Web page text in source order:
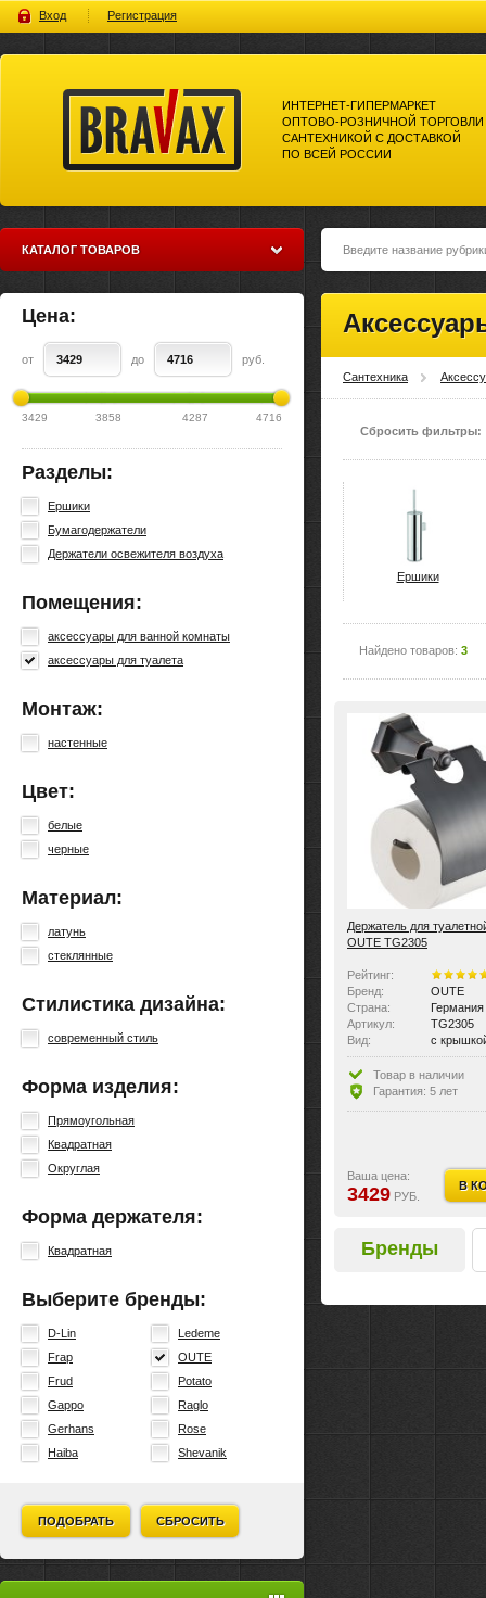
Вход Регистрация
всей россии
ИНТЕРНЕТ-ГИПЕРМАРКЕТ
ОПТОВО-РОЗНИЧНОЙ ТОРГОВЛИ
САНТЕХНИКОЙ С ДОСТАВКОЙ
ПО ВСЕЙ РОССИИ
КАТАЛОГ ТОВАРОВ
Цена:
от до руб.
3429 3858 4287 4716
Разделы:
Ершики
Бумагодержатели
Держатели освежителя воздуха
Помещения:
аксессуары для ванной комнаты
аксессуары для туалета
Монтаж:
настенные
Цвет:
белые
черные
Материал:
латунь
стеклянные
Стилистика дизайна:
современный стиль
Форма изделия:
Прямоугольная
Квадратная
Округлая
Форма держателя:
Квадратная
Выберите бренды:
D-Lin
Frap
Frud
Gappo
Gerhans
Haiba
Ledeme
OUTE
Potato
Raglo
Rose
Shevanik
ПОДОБРАТЬ СБРОСИТЬ
Сантехника
Сбросить фильтры:
Ершики
Найдено товаров: 3
Держатель для
OUTE TG2305
Рейтинг:
Бренд:
OUTE
Страна:
Германия
Артикул:
TG2305
Вид:
с
Товар в наличии
Гарантия: 5 лет
Ваша цена:
3429 РУБ.
В
Бренды